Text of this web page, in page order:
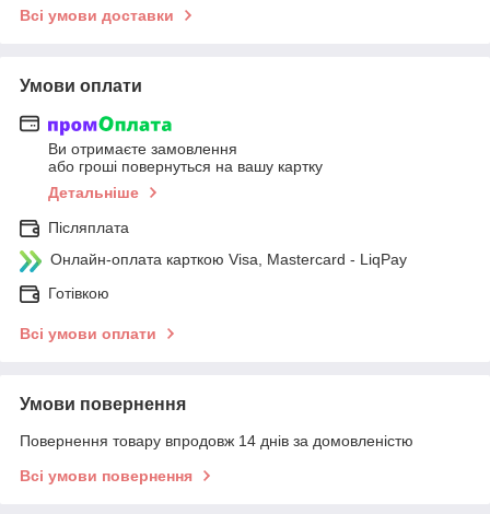
Всі умови доставки
Умови оплати
Ви отримаєте замовлення
або гроші повернуться на вашу картку
Детальніше
Післяплата
Онлайн-оплата карткою Visa, Mastercard - LiqPay
Готівкою
Всі умови оплати
Умови повернення
Повернення товару впродовж 14 днів за домовленістю
Всі умови повернення